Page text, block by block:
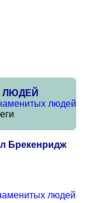
людей
Брекенридж
людей